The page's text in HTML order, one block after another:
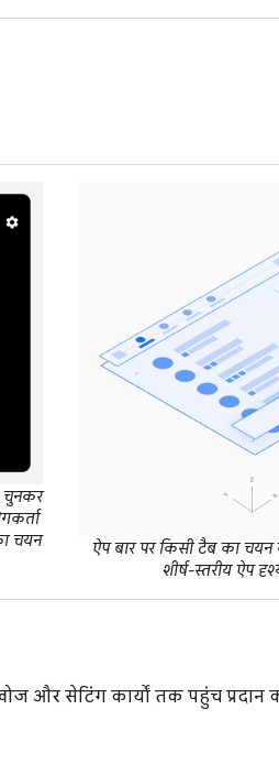
चुनकर
चयन
ऐप बार पर किसी टैब का
शीर्ष-स्तरीय ऐप
और सेटिंग कार्यों तक पहुंच प्रदान